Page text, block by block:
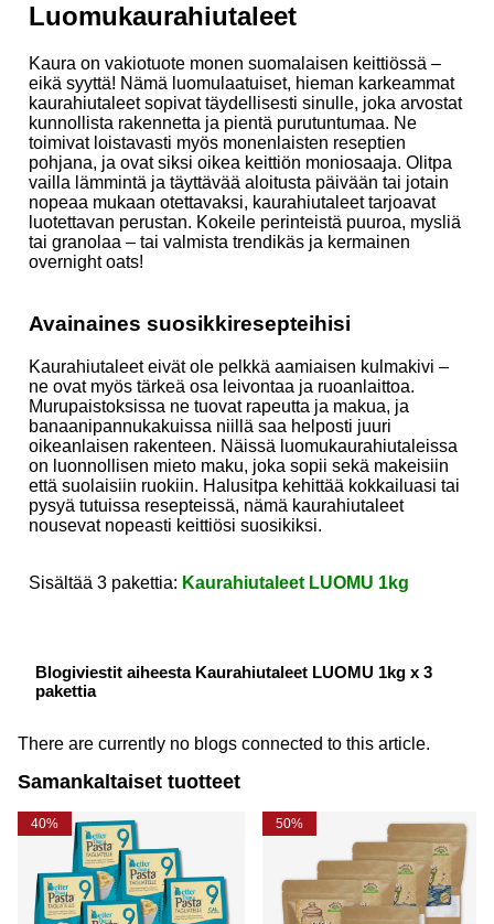
Luomukaurahiutaleet
Kaura on vakiotuote monen suomalaisen keittiössä –
eikä syyttä! Nämä luomulaatuiset, hieman karkeammat
kaurahiutaleet sopivat täydellisesti sinulle, joka arvostat
kunnollista rakennetta ja pientä purutuntumaa. Ne
toimivat loistavasti myös monenlaisten reseptien
pohjana, ja ovat siksi oikea keittiön moniosaaja. Olitpa
vailla lämmintä ja täyttävää aloitusta päivään tai jotain
nopeaa mukaan otettavaksi, kaurahiutaleet tarjoavat
luotettavan perustan. Kokeile perinteistä puuroa, mysliä
tai granolaa – tai valmista trendikäs ja kermainen
overnight oats!
Avainaines suosikkiresepteihisi
Kaurahiutaleet eivät ole pelkkä aamiaisen kulmakivi –
ne ovat myös tärkeä osa leivontaa ja ruoanlaittoa.
Murupaistoksissa ne tuovat rapeutta ja makua, ja
banaanipannukakuissa niillä saa helposti juuri
oikeanlaisen rakenteen. Näissä luomukaurahiutaleissa
on luonnollisen mieto maku, joka sopii sekä makeisiin
että suolaisiin ruokiin. Halusitpa kehittää kokkailuasi tai
pysyä tutuissa resepteissä, nämä kaurahiutaleet
nousevat nopeasti keittiösi suosikiksi.
Sisältää 3 pakettia: Kaurahiutaleet LUOMU 1kg
Blogiviestit aiheesta Kaurahiutaleet LUOMU 1kg x 3
pakettia
There are currently no blogs connected to this article.
Samankaltaiset tuotteet
40% 50%